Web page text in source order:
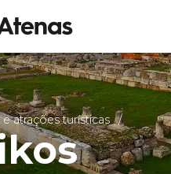
atrações turísticas